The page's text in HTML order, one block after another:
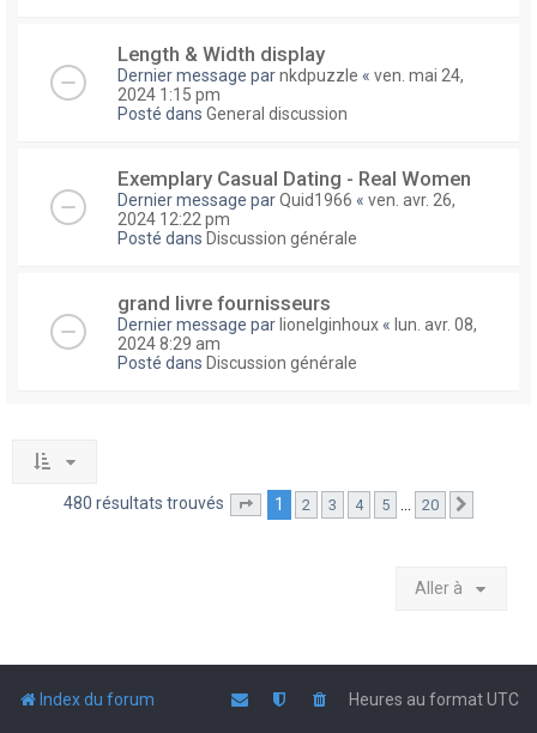
Length & Width display
Dernier message parnkdpuzzle « ven. mai 24,
2024 1:15 pm
Posté dans General discussion
Exemplary Сasual Dating - Real Women
Dernier message parQuid1966 « ven. avr. 26,
2024 12:22 pm
Posté dans Discussion générale
grand livre fournisseurs
Dernier message par lionelginhoux « lun. avr. 08,
2024 8:29 am
Posté dans Discussion générale
480 résultats trouvés Page sur20
1 2 3 4 5 … 20
Aller à
Index du forum Heures au formatUTC